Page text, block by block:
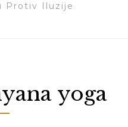
Protiv Iluzije
yoga